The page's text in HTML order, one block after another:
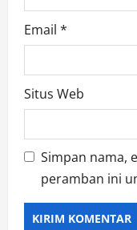
Email *
Situs Web
Simpan nama,
peramban ini